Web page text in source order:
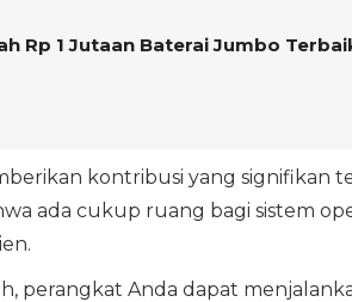
Rp 1 Jutaan Baterai Jumbo
kontribusi yang signifikan
ada cukup ruang bagi sistem
perangkat Anda dapat